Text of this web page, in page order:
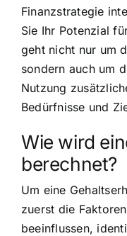
Finanzstrategie
Sie Ihr Potenzial
geht nicht nur um
sondern auch um
Nutzung
Bedürfnisse und
Wie wird
berechnet?
Um eine
zuerst die
beeinflussen,